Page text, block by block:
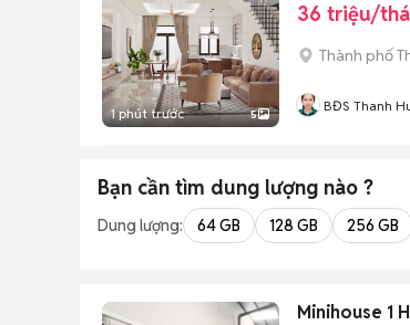
1 phút trước 5
36 triệu/
Thành phố
BĐS Thanh
Bạn cần tìm dung lượng nào ?
Dung lượng: 64 GB 128 GB 256 GB
Minihouse 1